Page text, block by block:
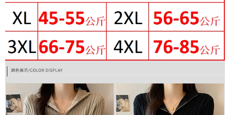
用戶於交易時，得透過本服務購買商品或服務，並由商店將買賣／分期付款
買賣價金債權讓與本公司後，依約使用本公司帳單繳交帳款。
2.基於同意付款使用「大哥付你分期」之契約關係目的，商店將以您的個人
資料（包含姓名、電話或地址）提供予台灣大哥大進項蒐集、處理及利用，
由本公司與您本人進行分期帳單所需資料之確認、核對及更正。
3.完整用戶服務條款，請詳閱以下連結：https://oppay.tw/userRule
購買商品的店家。未經商家同意取消之訂單仍視為有效，需透過AFTEE先享
後付繳納相關費用。
※ 交易是否成功請以「AFTEE先享後付 」之結帳頁面顯示為準，若有關於
客戶支援中心」https://netprotections.freshdesk.com/support/home
１．透過由恩沛科技股份有限公司提供之「AFTEE先享後付」服務完成之交
易，需依本服務之必要範圍內提供個人資料，並將交易相關給付款項請求債
權轉讓予恩沛科技股份有限公司。
２．關於個人資料處理事宜，請瀏覽以下網址：
https://aftee.tw/terms/#terms3
付款後萊爾富取貨
每筆NT$80，滿NT$699(含以上)免運費
7-11付款取貨
每筆NT$80，滿NT$699(含以上)免運費
付款後7-11取貨
每筆NT$80，滿NT$699(含以上)免運費